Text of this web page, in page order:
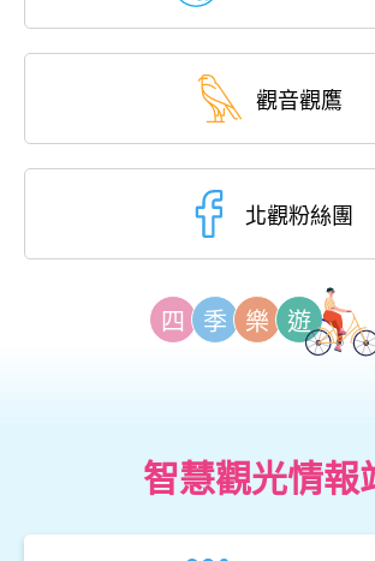
觀音觀鷹
北觀粉絲團
四 季 樂 遊
智慧觀光情報